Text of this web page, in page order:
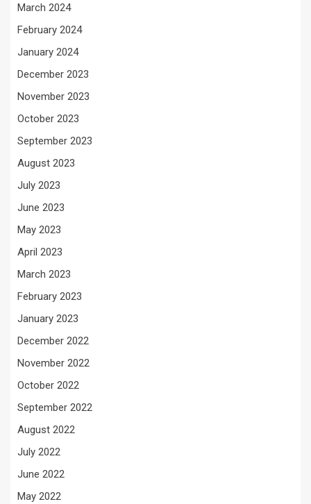
March 2024
February 2024
January 2024
December 2023
November 2023
October 2023
September 2023
August 2023
July 2023
June 2023
May 2023
April 2023
March 2023
February 2023
January 2023
December 2022
November 2022
October 2022
September 2022
August 2022
July 2022
June 2022
May 2022